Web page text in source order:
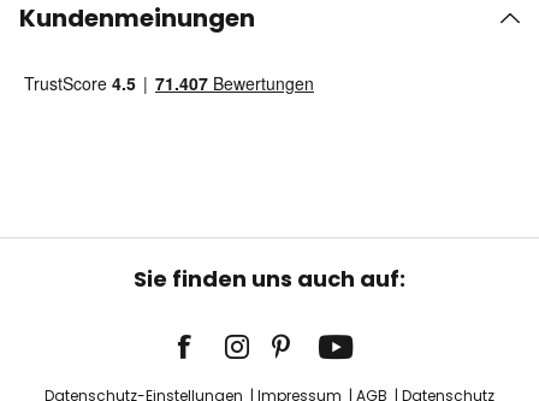
Kundenmeinungen
Sie finden uns auch auf:
Datenschutz-Einstellungen Impressum AGB Datenschutz